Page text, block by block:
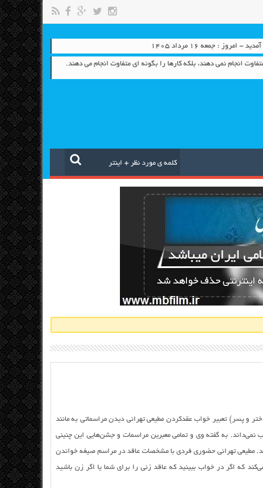
: جمعه ۱۶ مرداد ۱۴۰۵
انجام نمی دهند، بلکه کارها را بگونه ای متفاوت انجام می دهند.
و پسر) تعبیر خواب عقدکردن مطیعی تهرانی دیدن مراسماتی به مانند
به گفته وی و تمامی معبرین مراسمات و جشن‌هایی این چنینی
مطیعی تهرانی حضوری فردی با مشخصات عاقد در مراسم صیغه خواندن
که اگر در خواب ببینید که عاقد زنی را برای شما یا اگر زن باشید